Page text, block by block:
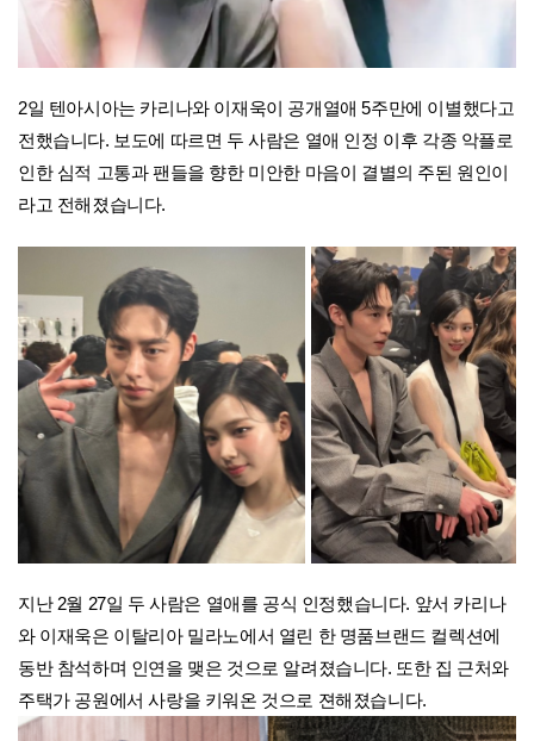
2일 텐아시아는 카리나와 이재욱이 공개열애 5주만에 이별했다고
전했습니다. 보도에 따르면 두 사람은 열애 인정 이후 각종 악플로
인한 심적 고통과 팬들을 향한 미안한 마음이 결별의 주된 원인이
라고 전해졌습니다.
지난 2월 27일 두 사람은 열애를 공식 인정했습니다. 앞서 카리나
와 이재욱은 이탈리아 밀라노에서 열린 한 명품브랜드 컬렉션에
동반 참석하며 인연을 맺은 것으로 알려졌습니다. 또한 집 근처와
주택가 공원에서 사랑을 키워온 것으로 젼해졌습니다.